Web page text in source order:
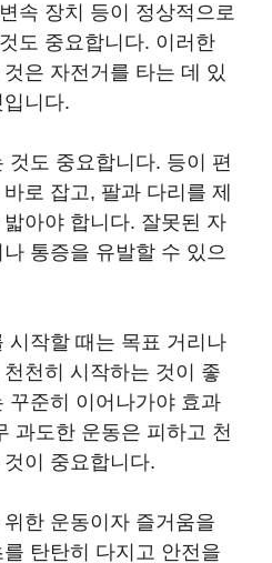
속 장치 등이 정상적으로
도 중요합니다. 이러한
은 자전거를 타는 데 있
니다.
것도 중요합니다. 등이 편
로 잡고, 팔과 다리를 제
아야 합니다. 잘못된 자
통증을 유발할 수 있으
시작할 때는 목표 거리나
천히 시작하는 것이 좋
꾸준히 이어나가야 효과
과도한 운동은 피하고 천
이 중요합니다.
한 운동이자 즐거움을
탄탄히 다지고 안전을